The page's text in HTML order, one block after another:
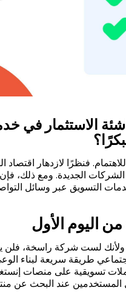
الاستثمار في
فنظرًا لازدهار اقتصاد
الشركات الجديدة. ومع ذلك،
التسويق عبر وسائل
من اليوم الأول
لست شركة راسخة، فلن
طريقة سريعة لبناء
تسويقية على منصات
المستخدمين عند البحث عن